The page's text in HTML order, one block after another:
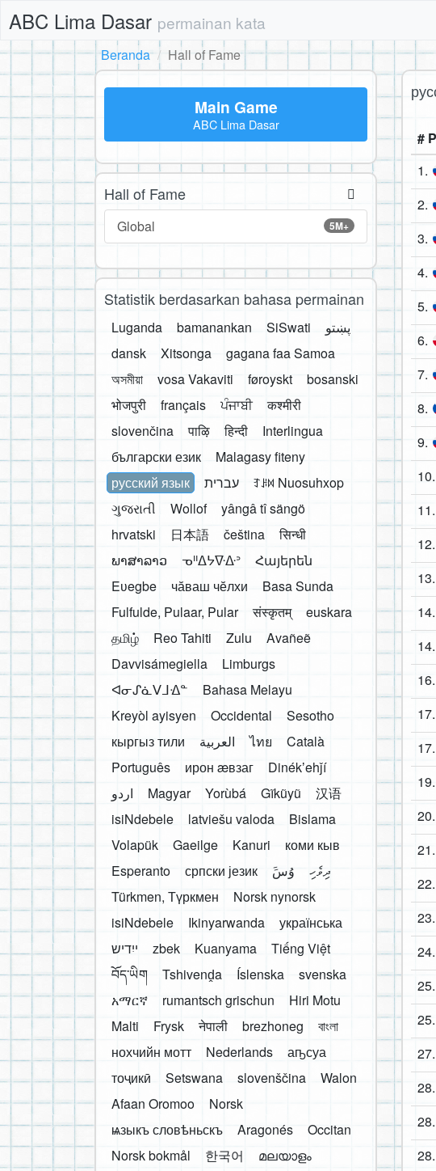
ABC Lima Dasar permainan kata
Beranda
Hall of Fame
#
1.
2.
3.
4.
5.
6.
7.
8.
9.
10.
11.
12.
13.
14.
14.
16.
17.
17.
19.
20.
21.
22.
23.
24.
25.
25.
27.
28.
28.
28.
Main Game
ABC Lima Dasar
Hall of Fame
5M+
Global
Statistik berdasarkan bahasa permainan
Luganda bamanankan SiSwati
پښتو
dansk
Xitsonga
gagana faa Samoa
অসমীয়া
vosa Vakaviti føroyskt
bosanski
भोजपुरी
français ਪੰਜਾਬੀ
कश्मीरी
slovenčina
पाऴि हिन्दी
Interlingua
български език
Malagasy fiteny
русский язык
עברית
ꆈꌠ꒿ Nuosuhxop
ગુજરાતી
Wollof
yângâ tî sängö
hrvatski
日本語 čeština
सिन्धी
ພາສາລາວ
ᓀᐦᐃᔭᐍᐏᐣ
Հայերեն
Eʋegbe
чӑваш чӗлхи
Basa Sunda
Fulfulde, Pulaar, Pular
संस्कृतम्
euskara
தமிழ்
Reo Tahiti Zulu
Avañeẽ
Davvisámegiella
Limburgs
ᐊᓂᔑᓈᐯᒧᐎᓐ
Bahasa Melayu
Kreyòl ayisyen
Occidental
Sesotho
кыргыз тили
العربية ไทย
Català
Português
ирон æвзаг
Dinékʼehǰí
اردو
Magyar Yorùbá Gĩkũyũ
汉语
isiNdebele
latviešu valoda
Bislama
Volapük
Gaeilge Kanuri
коми кыв
Esperanto
српски језик َوُسَ
ދިވެހި
Türkmen, Түркмен
Norsk nynorsk
isiNdebele
Ikinyarwanda
українська
ייִדיש
zbek Kuanyama
Tiếng Việt
བོད་ཡིག
Tshivenḓa Íslenska
svenska
አማርኛ
rumantsch grischun
Hiri Motu
Malti
Frysk नेपाली brezhoneg
বাংলা
нохчийн мотт
Nederlands
аҧсуа
тоҷикӣ
Setswana slovenščina
Walon
Afaan Oromoo
Norsk
ѩзыкъ словѣньскъ
Aragonés
Occitan
Norsk bokmål
한국어
മലയാളം